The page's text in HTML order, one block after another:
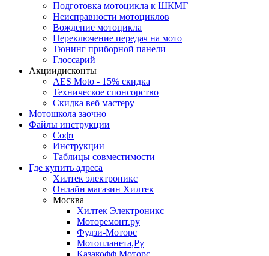
Подготовка мотоцикла к ШКМГ
Неисправности мотоциклов
Вождение мотоцикла
Переключение передач на мото
Тюнинг приборной панели
Глоссарий
Акциидисконты
AES Moto - 15% скидка
Техническое спонсорство
Скидка веб мастеру
Мотошкола заочно
Файлы инструкции
Софт
Инструкции
Таблицы совместимости
Где купить адреса
Хилтек электроникс
Онлайн магазин Хилтек
Москва
Хилтек Электроникс
Моторемонт.ру
Фудзи-Моторс
Мотопланета,Ру
Казакофф Моторс